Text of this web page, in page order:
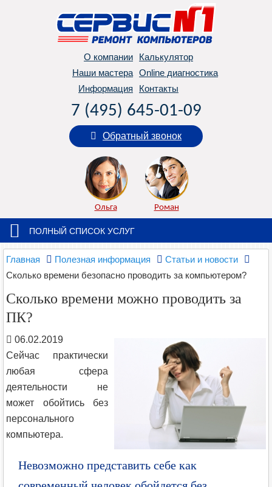
О компании
Калькулятор
Наши мастера Online диагностика
Информация
Контакты
7 (495) 645-01-09
Обратный звонок
Ольга Роман
ПОЛНЫЙ СПИСОК УСЛУГ
Главная Полезная информация
Статьи и новости
Сколько времени безопасно проводить за компьютером?
Сколько времени можно проводить за
ПК?
06.02.2019
Сейчас практически
любая сфера
деятельности не
может обойтись без
персонального
компьютера.
Невозможно представить себе как